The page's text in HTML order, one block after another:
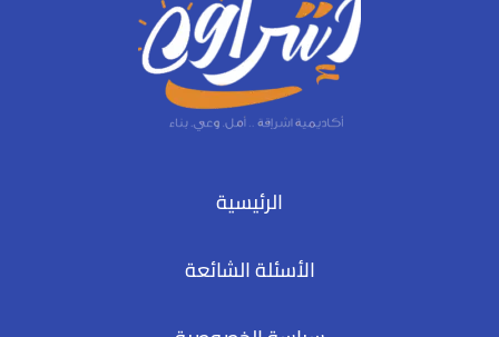
الرئيسية
الأسئلة الشائعة